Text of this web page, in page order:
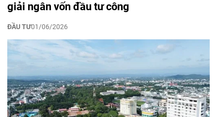
giải ngân vốn đầu tư công
ĐẦU TƯ01/06/2026